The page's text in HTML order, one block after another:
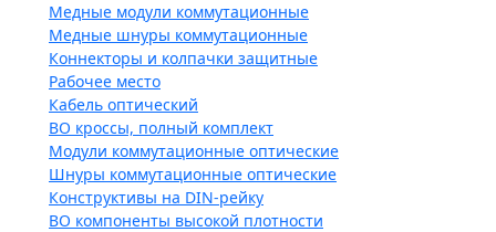
Медные модули коммутационные
Медные шнуры коммутационные
Коннекторы и колпачки защитные
Рабочее место
Кабель оптический
ВО кроссы, полный комплект
Модули коммутационные оптические
Шнуры коммутационные оптические
Конструктивы на DIN-рейку
ВО компоненты высокой плотности